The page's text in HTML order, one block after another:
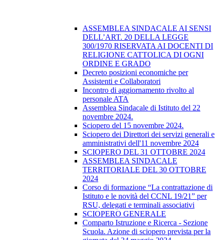
ASSEMBLEA SINDACALE AI SENSI
DELL’ART. 20 DELLA LEGGE
300/1970 RISERVATA AI DOCENTI DI
RELIGIONE CATTOLICA DI OGNI
ORDINE E GRADO
Decreto posizioni economiche per
Assistenti e Collaboratori
Incontro di aggiornamento rivolto al
personale ATA
Assemblea Sindacale di Istituto del 22
novembre 2024.
Sciopero del 15 novembre 2024.
Sciopero dei Direttori dei servizi generali e
amministrativi dell'11 novembre 2024
SCIOPERO DEL 31 OTTOBRE 2024
ASSEMBLEA SINDACALE
TERRITORIALE DEL 30 OTTOBRE
2024
Corso di formazione “La contrattazione di
Istituto e le novità del CCNL 19/21” per
RSU, delegati e terminali associativi
SCIOPERO GENERALE
Comparto Istruzione e Ricerca - Sezione
Scuola. Azione di sciopero prevista per la